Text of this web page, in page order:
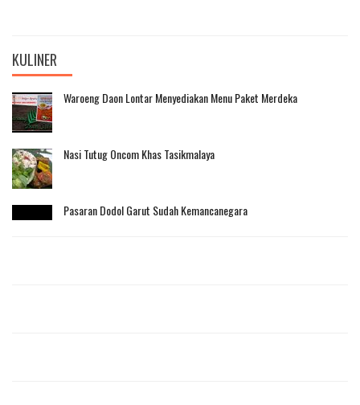
KULINER
Waroeng Daon Lontar Menyediakan Menu Paket Merdeka
Nasi Tutug Oncom Khas Tasikmalaya
Pasaran Dodol Garut Sudah Kemancanegara